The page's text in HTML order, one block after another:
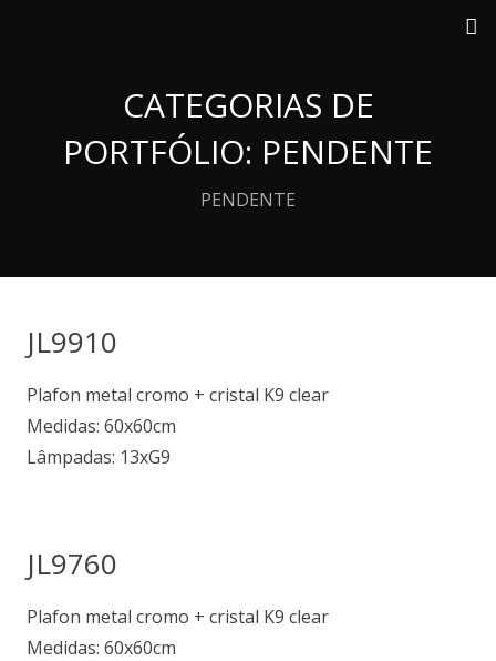
CATEGORIAS DE
PORTFÓLIO: PENDENTE
PENDENTE
JL9910
Plafon metal cromo + cristal K9 clear
Medidas: 60x60cm
Lâmpadas: 13xG9
JL9760
Plafon metal cromo + cristal K9 clear
Medidas: 60x60cm